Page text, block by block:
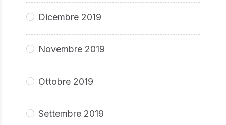
Dicembre 2019
Novembre 2019
Ottobre 2019
Settembre 2019